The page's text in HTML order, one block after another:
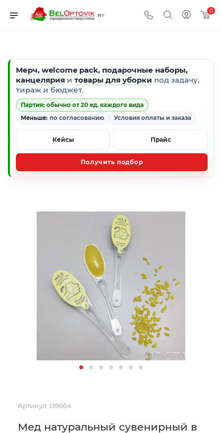
0
Мерч, welcome pack, подарочные наборы,
канцелярия и товары для уборки под задачу,
тираж и бюджет.
Партия: обычно от 20 ед. каждого вида
Меньше: по согласованию Условия оплаты и заказа
Кейсы Прайс
Получить подбор
Артикул: 139664
Мед натуральный сувенирный в